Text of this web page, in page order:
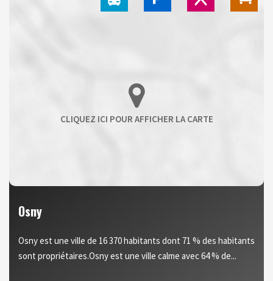
Osny
Osny est une ville de 16 370 habitants dont 71 % des habitants
sont propriétaires.Osny est une ville calme avec 64 % de...